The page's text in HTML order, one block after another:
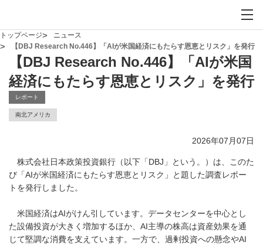
トップページ
ニュース
【DBJ Research No.446】「AIが米国経済にもたらす恩恵とリスク」を発行
【DBJ Research No.446】「AIが米国
経済にもたらす恩恵とリスク」を発行
レポート
南北アメリカ
2026年07月07日
株式会社日本政策投資銀行（以下「DBJ」という。）は、このた
び「AIが米国経済にもたらす恩恵とリスク」と題した調査レポー
トを発行しました。
米国経済はAIがけん引しています。データセンターを中心とし
た設備投資が大きく増加するほか、AI主導の株高は資産効果を通
じて堅調な消費を支えています。一方で、過剰投資への懸念やAI